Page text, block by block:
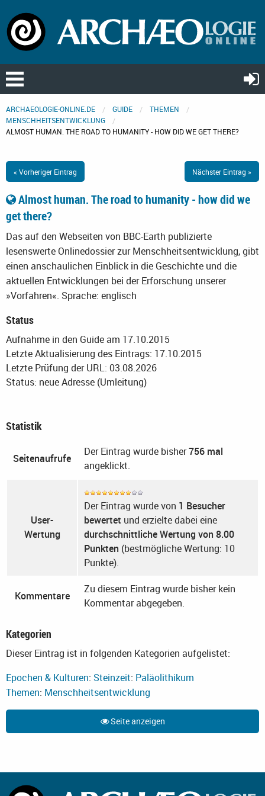
ARCHAEOLOGIE-ONLINE.DE GUIDE
THEMEN
MENSCHHEITSENTWICKLUNG
ALMOST HUMAN. THE ROAD TO HUMANITY - HOW DID WE GET THERE?
« Vorheriger Eintrag Nächster Eintrag »
Almost human. The road to humanity - how did we
get there?
Das auf den Webseiten von BBC-Earth publizierte
lesenswerte Onlinedossier zur Menschheitsentwicklung, gibt
einen anschaulichen Einblick in die Geschichte und die
aktuellen Entwicklungen bei der Erforschung unserer
»Vorfahren«. Sprache: englisch
Status
Aufnahme in den Guide am 17.10.2015
Letzte Aktualisierung des Eintrags: 17.10.2015
Letzte Prüfung der URL: 03.08.2026
Status: neue Adresse (Umleitung)
Statistik
Seitenaufrufe
Der Eintrag wurde bisher756 mal
angeklickt.
User-
Wertung
Der Eintrag wurde von 1 Besucher
bewertet und erzielte dabei eine
durchschnittliche Wertung von 8.00
Punkten (bestmögliche Wertung: 10
Punkte).
Kommentare
Zu diesem Eintrag wurde bisher kein
Kommentar abgegeben.
Kategorien
Dieser Eintrag ist in folgenden Kategorien aufgelistet:
Epochen & Kulturen: Steinzeit: Paläolithikum
Themen: Menschheitsentwicklung
Seite anzeigen